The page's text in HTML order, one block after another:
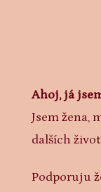
Ahoj, já
Jsem žena,
dalších
Podporuju